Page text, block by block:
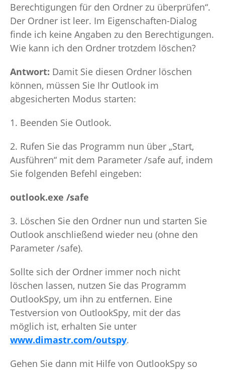
Berechtigungen für den Ordner zu überprüfen“.
Der Ordner ist leer. Im Eigenschaften-Dialog
finde ich keine Angaben zu den Berechtigungen.
Wie kann ich den Ordner trotzdem löschen?
Antwort: Damit Sie diesen Ordner löschen
können, müssen Sie Ihr Outlook im
abgesicherten Modus starten:
1. Beenden Sie Outlook.
2. Rufen Sie das Programm nun über „Start,
Ausführen“ mit dem Parameter /safe auf, indem
Sie folgenden Befehl eingeben:
outlook.exe /safe
3. Löschen Sie den Ordner nun und starten Sie
Outlook anschließend wieder neu (ohne den
Parameter /safe).
Sollte sich der Ordner immer noch nicht
löschen lassen, nutzen Sie das Programm
OutlookSpy, um ihn zu entfernen. Eine
Testversion von OutlookSpy, mit der das
möglich ist, erhalten Sie unter
www.dimastr.com/outspy.
Gehen Sie dann mit Hilfe von OutlookSpy so